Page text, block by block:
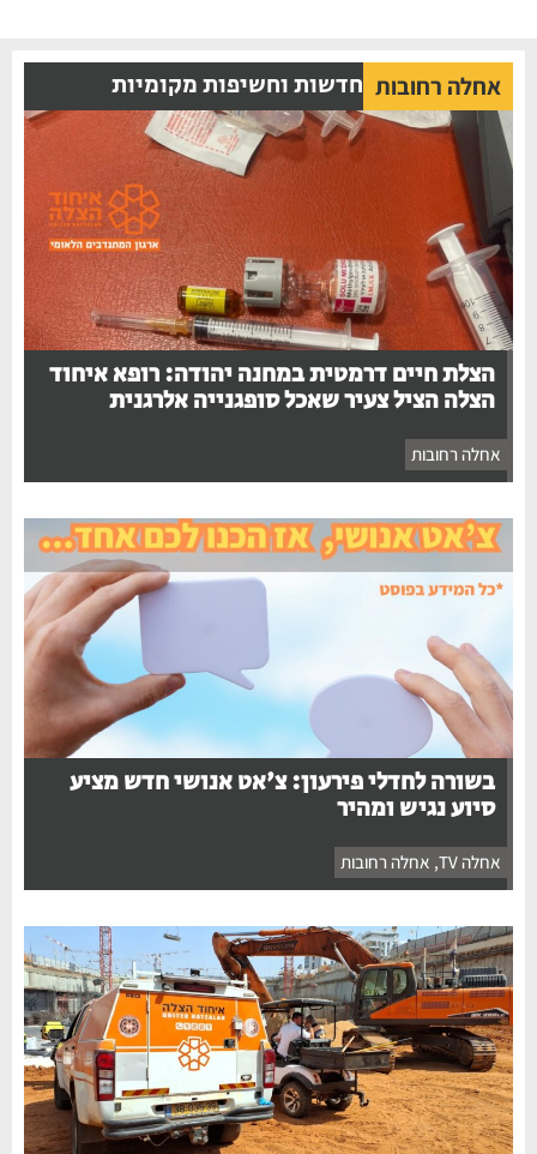
אחלה רחובות חדשות וחשיפות מקומיות
הצלת חיים דרמטית במחנה יהודה: רופא איחוד
הצלה הציל צעיר שאכל סופגנייה אלרגנית
אחלה רחובות
בשורה לחדלי פירעון: צ'אט אנושי חדש מציע
סיוע נגיש ומהיר
אחלה TV ,אחלה רחובות